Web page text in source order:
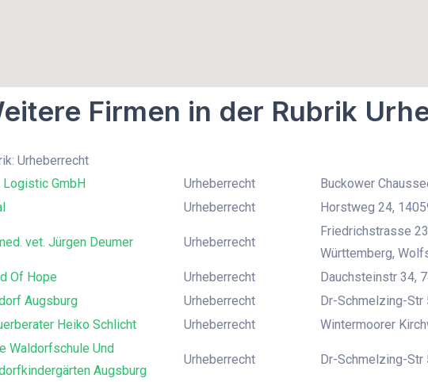
Firmen in der Rubrik
Urheberrecht
Logistic GmbH
Urheberrecht
Buckower
Urheberrecht Horstweg 24,
vet. Jürgen Deumer Urheberrecht
Friedrichstrasse
Württemberg,
Of Hope
Urheberrecht
Dauchsteinstr 34,
Augsburg
Urheberrecht
Dr-Schmelzing-Str
Heiko Schlicht
Urheberrecht
Wintermoorer
Waldorfschule Und
Augsburg
Urheberrecht Dr-Schmelzing-Str